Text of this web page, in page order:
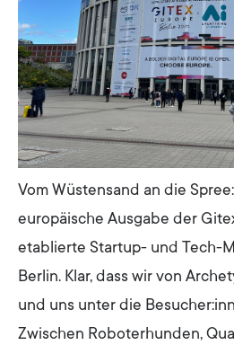
Vom Wüstensand an die
europäische Ausgabe der
etablierte Startup- und Tech-
Berlin. Klar, dass wir von
und uns unter die
Zwischen Roboterhunden,